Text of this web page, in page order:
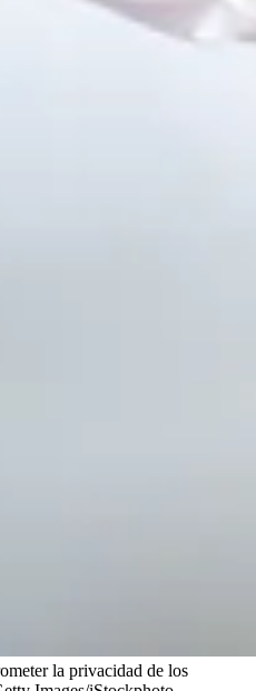
la privacidad de los